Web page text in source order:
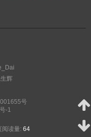
辉
号
-1
阅读量: 64